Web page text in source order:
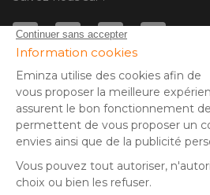
© Copyright 2025 Eminza | Tous droits
* Vous disposez de 30 jours (à compter
retrait de votre colis) pour effectuer un
vous faire rembourser. Hors colis